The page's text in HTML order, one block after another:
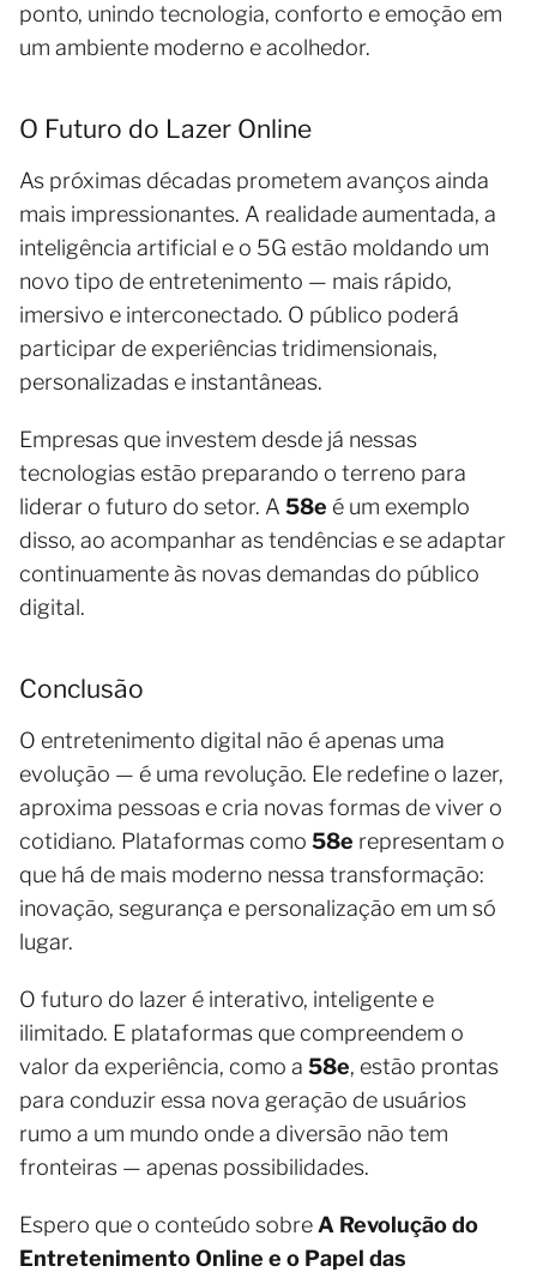
ponto, unindo tecnologia, conforto e emoção em
um ambiente moderno e acolhedor.
O Futuro do Lazer Online
As próximas décadas prometem avanços ainda
mais impressionantes. A realidade aumentada, a
inteligência artificial e o 5G estão moldando um
novo tipo de entretenimento — mais rápido,
imersivo e interconectado. O público poderá
participar de experiências tridimensionais,
personalizadas e instantâneas.
Empresas que investem desde já nessas
tecnologias estão preparando o terreno para
liderar o futuro do setor. A 58e é um exemplo
disso, ao acompanhar as tendências e se adaptar
continuamente às novas demandas do público
digital.
Conclusão
O entretenimento digital não é apenas uma
evolução — é uma revolução. Ele redefine o lazer,
aproxima pessoas e cria novas formas de viver o
cotidiano. Plataformas como 58e representam o
que há de mais moderno nessa transformação:
inovação, segurança e personalização em um só
lugar.
O futuro do lazer é interativo, inteligente e
ilimitado. E plataformas que compreendem o
valor da experiência, como a 58e, estão prontas
para conduzir essa nova geração de usuários
rumo a um mundo onde a diversão não tem
fronteiras — apenas possibilidades.
Espero que o conteúdo sobreA Revolução do
Entretenimento Online e o Papel das